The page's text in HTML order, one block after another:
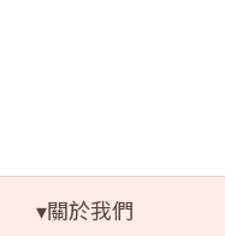
▾關於我們